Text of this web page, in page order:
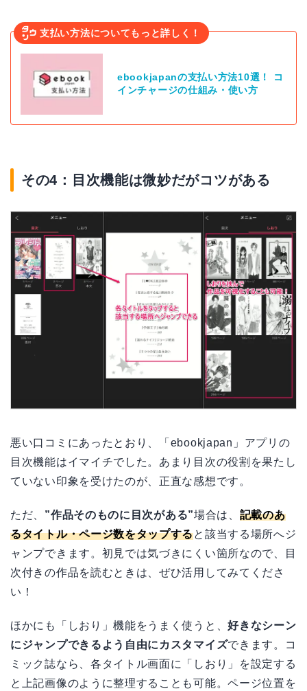
支払い方法についてもっと詳しく！
ebookjapanの支払い方法10選！ コ
インチャージの仕組み・使い方
その4：目次機能は微妙だがコツがある
悪い口コミにあったとおり、「ebookjapan」アプリの
目次機能はイマイチでした。あまり目次の役割を果たし
ていない印象を受けたのが、正直な感想です。
ただ、 ”作品そのものに目次がある”場合は、 記載のあ
るタイトル・ページ数をタップすると該当する場所へジ
ャンプできます。初見では気づきにくい箇所なので、目
次付きの作品を読むときは、ぜひ活用してみてくださ
い！
ほかにも「しおり」機能をうまく使うと、好きなシーン
にジャンプできるよう自由にカスタマイズできます。コ
ミック誌なら、各タイトル画面に「しおり」を設定する
と上記画像のように整理することも可能。ページ位置を